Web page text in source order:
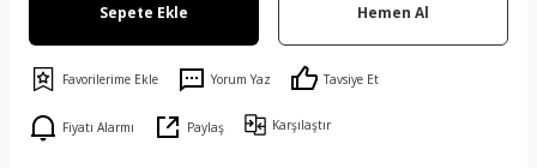
Sepete Ekle Hemen Al
Yorum Yaz Tavsiye Et
Fiyatı Alarmı Paylaş Karşılaştır